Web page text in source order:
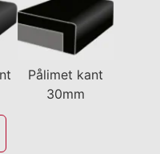
Pålimet kant
30mm